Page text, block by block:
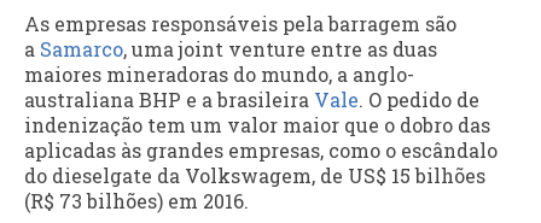
As empresas responsáveis pela barragem são
a Samarco, uma joint venture entre as duas
maiores mineradoras do mundo, a anglo-
australiana BHP e a brasileira Vale. O pedido de
indenização tem um valor maior que o dobro das
aplicadas às grandes empresas, como o escândalo
do dieselgate da Volkswagem, de US$ 15 bilhões
(R$ 73 bilhões) em 2016.